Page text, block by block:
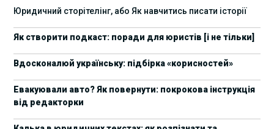
підтримки ШІ-проєктів від Legal IT Group
19/09/2025 4 жовтня пройде щорічний забіг до Дня
09/09/2025 10 жовтня пройдуть XII Міжнародні
Юридичний сторітелінг, або Як навчитись писати історії
Як створити подкаст: поради для юристів [і не тільки]
Вдосконалюй українську: підбірка «корисностей»
Евакуювали авто? Як повернути: покрокова інструкція
від редакторки